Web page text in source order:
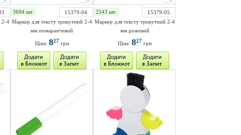
2-4
3694 шт.
15379-04
Маркер для тексту трикутний 2-4
мм помаранчевий
Ціна: 827 грн
2543 шт.
15379-05
Маркер для тексту трикутний 2-4
мм рожевий
Ціна: 827 грн